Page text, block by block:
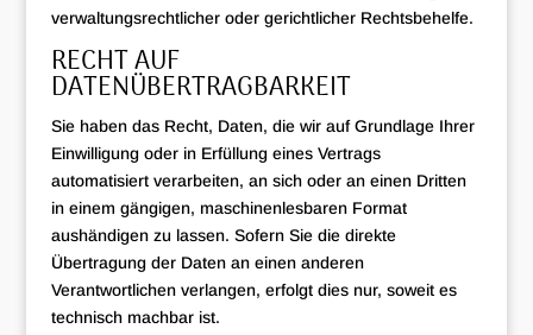
verwaltungsrechtlicher oder gerichtlicher Rechtsbehelfe.
RECHT AUF
DATENÜBERTRAGBARKEIT
Sie haben das Recht, Daten, die wir auf Grundlage Ihrer
Einwilligung oder in Erfüllung eines Vertrags
automatisiert verarbeiten, an sich oder an einen Dritten
in einem gängigen, maschinenlesbaren Format
aushändigen zu lassen. Sofern Sie die direkte
Übertragung der Daten an einen anderen
Verantwortlichen verlangen, erfolgt dies nur, soweit es
technisch machbar ist.